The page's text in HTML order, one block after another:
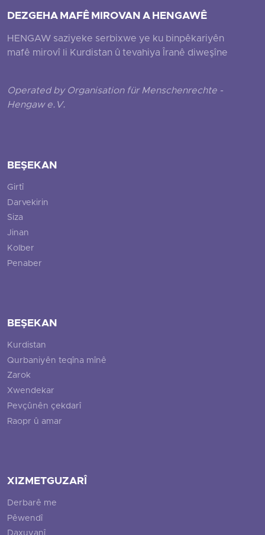
DEZGEHA MAFÊ MIROVAN A HENGAWÊ
HENGAW saziyeke serbixwe ye ku binpêkariyên
mafê mirovî li Kurdistan û tevahiya Îranê diweşîne
Operated by Organisation für Menschenrechte -
Hengaw e.V.
BEŞEKAN
Girtî
Darvekirin
Siza
Jinan
Kolber
Penaber
BEŞEKAN
Kurdistan
Qurbaniyên teqîna mînê
Zarok
Xwendekar
Pevçûnên çekdarî
Raopr û amar
XIZMETGUZARÎ
Derbarê me
Pêwendî